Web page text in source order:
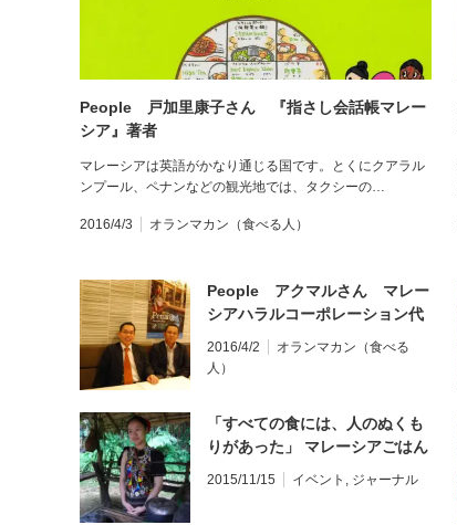
People 戸加里康子さん 『指さし会話帳マレー
シア』著者
マレーシアは英語がかなり通じる国です。とくにクアラル
ンプール、ペナンなどの観光地では、タクシーの…
2016/4/3 オランマカン（食べる人）
People アクマルさん マレー
シアハラルコーポレーション代
2016/4/2
オランマカン（食べる
人）
「すべての食には、人のぬくも
りがあった」 マレーシアごはん
ツアー in コタキナバル レポ
2015/11/15 イベント , ジャーナル